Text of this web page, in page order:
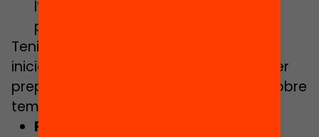
l’aprenentatge de competències de
pensament crític.
Tenint en compte aquestes reflexions
inicials, aquí teniu algunes propostes per
preparar bé el terreny d’una activitat sobre
temes controvertits.
Preparar el grup